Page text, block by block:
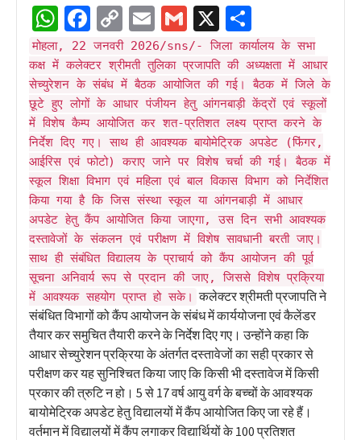
WhatsApp
Facebook
Copy
Link
EmailGmail
X
मोहला, 22 जनवरी 2026/sns/- जिला कार्यालय के सभा
कक्ष में कलेक्टर श्रीमती तुलिका प्रजापति की अध्यक्षता में आधार
सेच्युरेशन के संबंध में बैठक आयोजित की गई। बैठक में जिले के
छूटे हुए लोगों के आधार पंजीयन हेतु आंगनबाड़ी केंद्रों एवं स्कूलों
में विशेष कैम्प आयोजित कर शत-प्रतिशत लक्ष्य प्राप्त करने के
निर्देश दिए गए। साथ ही आवश्यक बायोमेट्रिक अपडेट (फिंगर,
आईरिस एवं फोटो) कराए जाने पर विशेष चर्चा की गई। बैठक में
स्कूल शिक्षा विभाग एवं महिला एवं बाल विकास विभाग को निर्देशित
किया गया है कि जिस संस्था स्कूल या आंगनबाड़ी में आधार
अपडेट हेतु कैंप आयोजित किया जाएगा, उस दिन सभी आवश्यक
दस्तावेजों के संकलन एवं परीक्षण में विशेष सावधानी बरती जाए।
साथ ही संबंधित विद्यालय के प्राचार्य को कैंप आयोजन की पूर्व
सूचना अनिवार्य रूप से प्रदान की जाए, जिससे विशेष प्रक्रिया
में आवश्यक सहयोग प्राप्त हो सके। कलेक्टर श्रीमती प्रजापति ने
संबंधित विभागों को कैंप आयोजन के संबंध में कार्ययोजना एवं कैलेंडर
तैयार कर समुचित तैयारी करने के निर्देश दिए गए। उन्होंने कहा कि
आधार सेच्युरेशन प्रक्रिया के अंतर्गत दस्तावेजों का सही प्रकार से
परीक्षण कर यह सुनिश्चित किया जाए कि किसी भी दस्तावेज में किसी
प्रकार की त्रुटि न हो। 5 से 17 वर्ष आयु वर्ग के बच्चों के आवश्यक
बायोमेट्रिक अपडेट हेतु विद्यालयों में कैंप आयोजित किए जा रहे हैं।
वर्तमान में विद्यालयों में कैंप लगाकर विद्यार्थियों के 100 प्रतिशत